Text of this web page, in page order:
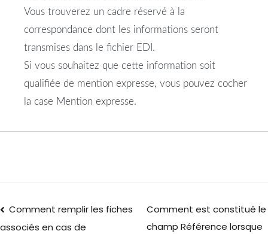
Vous trouverez un cadre réservé à la
correspondance dont les informations seront
transmises dans le fichier EDI.
Si vous souhaitez que cette information soit
qualifiée de mention expresse, vous pouvez cocher
la case Mention expresse.
Comment remplir les fiches
associés en cas de
Comment est constitué le
champ Référence lorsque